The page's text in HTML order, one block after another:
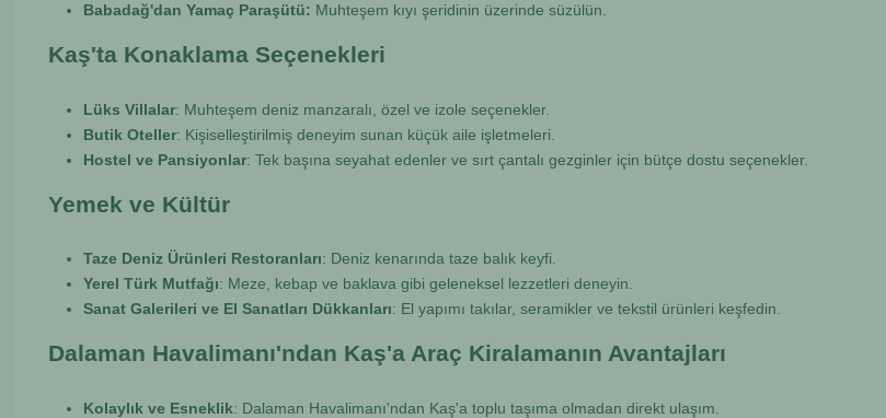
Babadağ'dan Yamaç Paraşütü: Muhteşem kıyı şeridinin üzerinde süzülün.
Kaş'ta Konaklama Seçenekleri
Lüks Villalar: Muhteşem deniz manzaralı, özel ve izole seçenekler.
Butik Oteller: Kişiselleştirilmiş deneyim sunan küçük aile işletmeleri.
Hostel ve Pansiyonlar: Tek başına seyahat edenler ve sırt çantalı gezginler için bütçe dostu seçenekler.
Yemek ve Kültür
Taze Deniz Ürünleri Restoranları: Deniz kenarında taze balık keyfi.
Yerel Türk Mutfağı: Meze, kebap ve baklava gibi geleneksel lezzetleri deneyin.
Sanat Galerileri ve El Sanatları Dükkanları: El yapımı takılar, seramikler ve tekstil ürünleri keşfedin.
Dalaman Havalimanı'ndan Kaş'a Araç Kiralamanın Avantajları
Kolaylık ve Esneklik: Dalaman Havalimanı'ndan Kaş'a toplu taşıma olmadan direkt ulaşım.